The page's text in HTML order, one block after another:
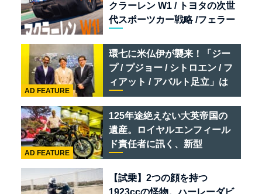
クラーレン W1 / トヨタの次世
代スポーツカー戦略 /フェラー
リオ /ベントレー スーパース
ポーツ
環七に米仏伊が襲来！「ジー
プ / プジョー / シトロエン / フ
ィアット / アバルト足立」は
クルマのセレクトショップで
ある
AD FEATURE
125年途絶えない大英帝国の
遺産。ロイヤルエンフィール
ド責任者に訊く、新型
「BULLET 650」と“時間の
質”を愛する理由
AD FEATURE
【試乗】2つの顔を持つ
1923ccの怪物。ハーレーダビ